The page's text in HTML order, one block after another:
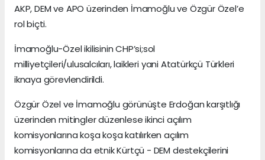
AKP, DEM ve APO üzerinden İmamoğlu ve Özgür Özel’e
rol biçti.
İmamoğlu-Özel ikilisinin CHP’si;sol
milliyetçileri/ulusalcıları, laikleri yani Atatürkçü Türkleri
iknaya görevlendirildi.
Özgür Özel ve İmamoğlu görünüşte Erdoğan karşıtlığı
üzerinden mitingler düzenlese ikinci açılım
komisyonlarına koşa koşa katılırken açılım
komisyonlarına da etnik Kürtçü - DEM destekçilerini